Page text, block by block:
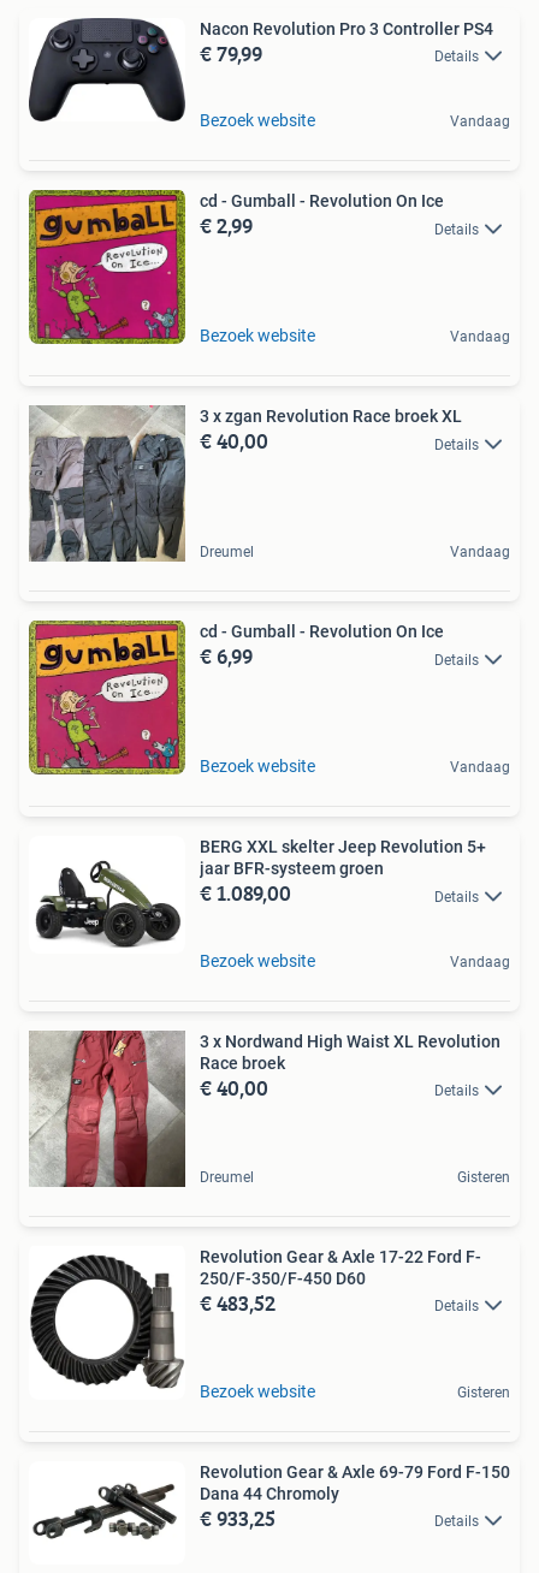
Nacon Revolution Pro 3 Controller PS4
€ 79,99 Details
Bezoek website Vandaag
cd - Gumball - Revolution On Ice
€ 2,99 Details
Bezoek website Vandaag
3 x zgan Revolution Race broek XL
€ 40,00 Details
Dreumel Vandaag
cd - Gumball - Revolution On Ice
€ 6,99 Details
Bezoek website Vandaag
BERG XXL skelter Jeep Revolution 5+
jaar BFR-systeem groen
€ 1.089,00 Details
Bezoek website Vandaag
3 x Nordwand High Waist XL Revolution
Race broek
€ 40,00 Details
Dreumel Gisteren
Revolution Gear & Axle 17-22 Ford F-
250/F-350/F-450 D60
€ 483,52 Details
Bezoek website Gisteren
Revolution Gear & Axle 69-79 Ford F-150
Dana 44 Chromoly
€ 933,25 Details